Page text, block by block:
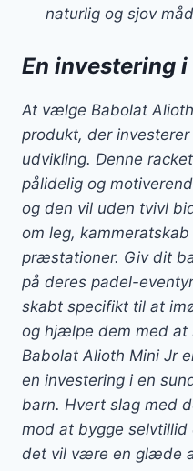
naturlig og sjov
En investering
At vælge Babolat
produkt, der
udvikling. Denne
pålidelig og
og den vil uden tvivl
om leg,
præstationer. Giv dit
på deres padel-
skabt specifikt til at
og hjælpe dem med at
Babolat Alioth Mini Jr
en investering i en
barn. Hvert slag med
mod at bygge
det vil være en glæde